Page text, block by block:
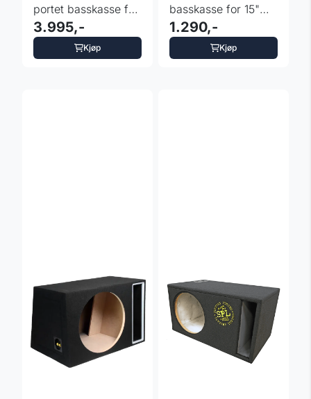
portet basskasse for
15" subwoofer
3.995,-
Kjøp
basskasse for 15"
sub
1.290,-
Kjøp